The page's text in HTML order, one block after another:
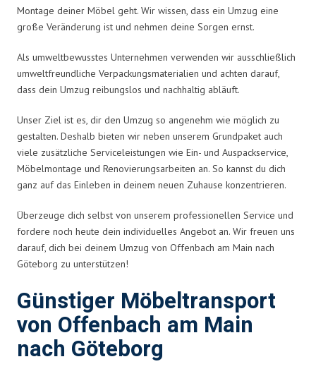
Montage deiner Möbel geht. Wir wissen, dass ein Umzug eine
große Veränderung ist und nehmen deine Sorgen ernst.
Als umweltbewusstes Unternehmen verwenden wir ausschließlich
umweltfreundliche Verpackungsmaterialien und achten darauf,
dass dein Umzug reibungslos und nachhaltig abläuft.
Unser Ziel ist es, dir den Umzug so angenehm wie möglich zu
gestalten. Deshalb bieten wir neben unserem Grundpaket auch
viele zusätzliche Serviceleistungen wie Ein- und Auspackservice,
Möbelmontage und Renovierungsarbeiten an. So kannst du dich
ganz auf das Einleben in deinem neuen Zuhause konzentrieren.
Überzeuge dich selbst von unserem professionellen Service und
fordere noch heute dein individuelles Angebot an. Wir freuen uns
darauf, dich bei deinem Umzug von Offenbach am Main nach
Göteborg zu unterstützen!
Günstiger Möbeltransport
von Offenbach am Main
nach Göteborg